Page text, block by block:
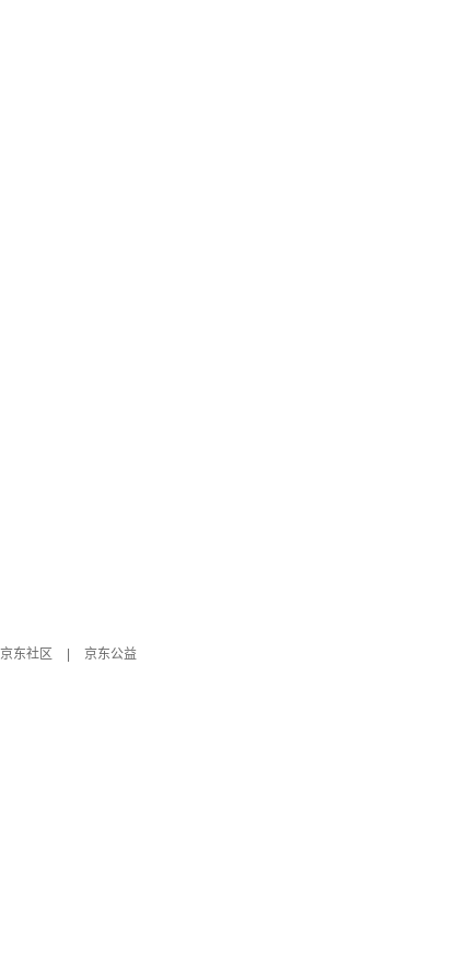
京东社区
京东公益